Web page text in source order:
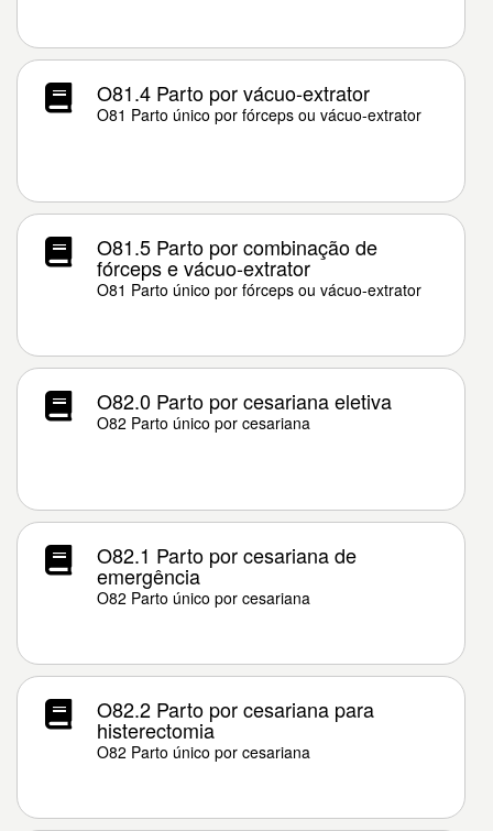
O81.4 Parto por vácuo-extrator
O81 Parto único por fórceps ou vácuo-extrator
O81.5 Parto por combinação de
fórceps e vácuo-extrator
O81 Parto único por fórceps ou vácuo-extrator
O82.0 Parto por cesariana eletiva
O82 Parto único por cesariana
O82.1 Parto por cesariana de
emergência
O82 Parto único por cesariana
O82.2 Parto por cesariana para
histerectomia
O82 Parto único por cesariana